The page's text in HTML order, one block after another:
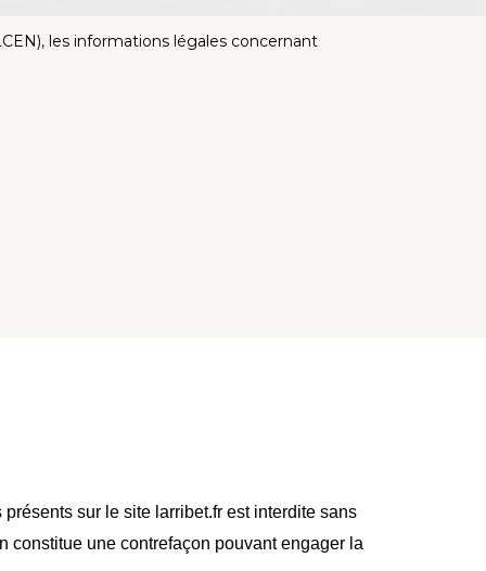
les informations légales concernant
sur le site larribet.fr est interdite sans
constitue une contrefaçon pouvant engager la